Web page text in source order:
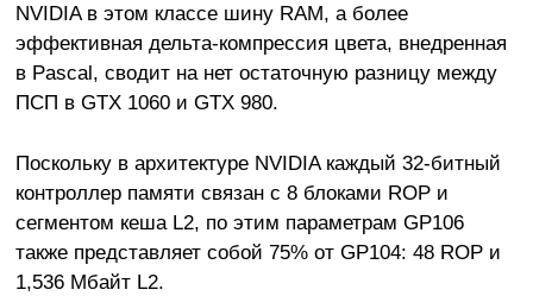
NVIDIA в этом классе шину RAM, а более
эффективная дельта-компрессия цвета, внедренная
в Pascal, сводит на нет остаточную разницу между
ПСП в GTX 1060 и GTX 980.
Поскольку в архитектуре NVIDIA каждый 32-битный
контроллер памяти связан с 8 блоками ROP и
сегментом кеша L2, по этим параметрам GP106
также представляет собой 75% от GP104: 48 ROP и
1,536 Мбайт L2.